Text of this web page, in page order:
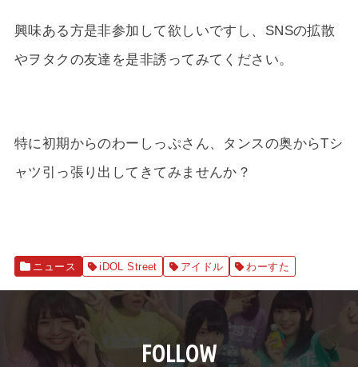
興味ある方是非参加して欲しいですし、SNSの拡散
やヲタクの友達を是非誘ってみてください。
特に初期からのわーしっぷさん、タンスの奥からTシ
ャツ引っ張り出してきてみませんか？
ニュース iDOL Street アイドル わーすた
FOLLOW